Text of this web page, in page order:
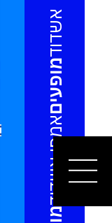
מופעים
אמפי אשדוד